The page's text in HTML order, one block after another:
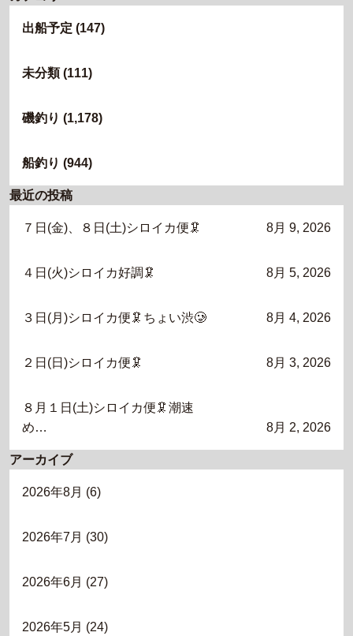
出船予定 (147)
未分類(111)
磯釣り (1,178)
船釣り (944)
最近の投稿
７日(金)、８日(土)シロイカ便🦑 8月 9, 2026
４日(火)シロイカ好調🦑 8月 5, 2026
３日(月)シロイカ便🦑ちょい渋🥲 8月 4, 2026
２日(日)シロイカ便🦑 8月 3, 2026
８月１日(土)シロイカ便🦑潮速
め…
8月 2, 2026
アーカイブ
2026年8月 (6)
2026年7月 (30)
2026年6月 (27)
2026年5月 (24)